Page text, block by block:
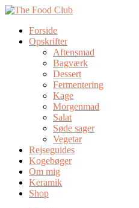
Forside
Opskrifter
Aftensmad
Bagværk
Dessert
Fermentering
Kage
Morgenmad
Salat
Søde sager
Vegetar
Rejseguides
Kogebøger
Om mig
Keramik
Shop